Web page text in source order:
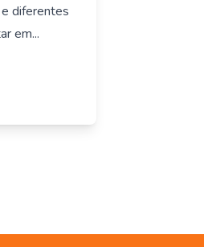
diferentes
em...